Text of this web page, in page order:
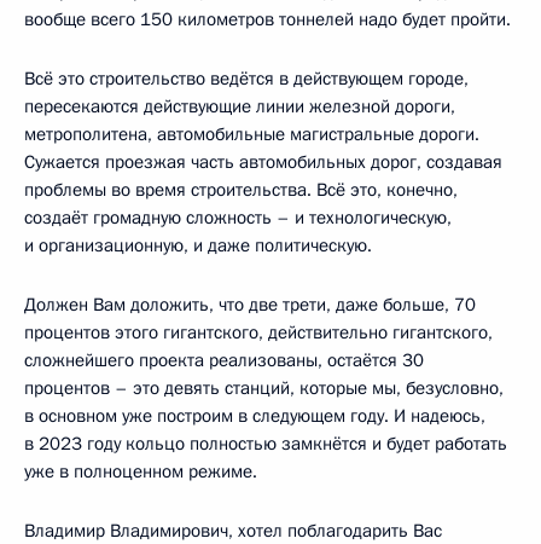
вообще всего 150 километров тоннелей надо будет пройти.
Всё это строительство ведётся в действующем городе,
пересекаются действующие линии железной дороги,
метрополитена, автомобильные магистральные дороги.
Сужается проезжая часть автомобильных дорог, создавая
проблемы во время строительства. Всё это, конечно,
создаёт громадную сложность – и технологическую,
и организационную, и даже политическую.
Должен Вам доложить, что две трети, даже больше, 70
процентов этого гигантского, действительно гигантского,
сложнейшего проекта реализованы, остаётся 30
процентов – это девять станций, которые мы, безусловно,
в основном уже построим в следующем году. И надеюсь,
в 2023 году кольцо полностью замкнётся и будет работать
уже в полноценном режиме.
Владимир Владимирович, хотел поблагодарить Вас